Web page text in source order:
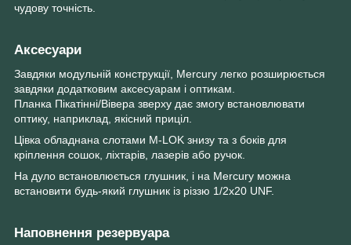
чудову точність.
Аксесуари
Завдяки модульній конструкції, Mercury легко розширюється
завдяки додатковим аксесуарам і оптикам.
Планка Пікатінні/Вівера зверху дає змогу встановлювати
оптику, наприклад, якісний приціл.
Цівка обладнана слотами M-LOK знизу та з боків для
кріплення сошок, ліхтарів, лазерів або ручок.
На дуло встановлюється глушник, і на Mercury можна
встановити будь-який глушник із різзю 1/2x20 UNF.
Наповнення резервуара